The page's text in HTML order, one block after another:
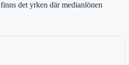
finns det yrken där medianlönen